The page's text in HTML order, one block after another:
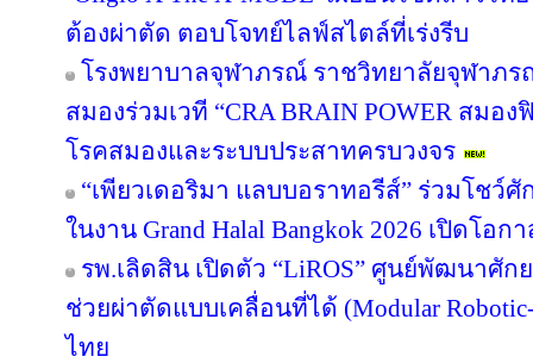
ต้องผ่าตัด ตอบโจทย์ไลฟ์สไตล์ที่เร่งรีบ
โรงพยาบาลจุฬาภรณ์ ราชวิทยาลัยจุฬาภ
สมองร่วมเวที “CRA BRAIN POWER สม
โรคสมองและระบบประสาทครบวงจร
“เพียวเดอริมา แลบบอราทอรีส์” ร่วมโชว์
ในงาน Grand Halal Bangkok 2026 เปิดโอ
รพ.เลิดสิน เปิดตัว “LiROS” ศูนย์พัฒนาศั
ช่วยผ่าตัดแบบเคลื่อนที่ได้ (Modular
ไทย